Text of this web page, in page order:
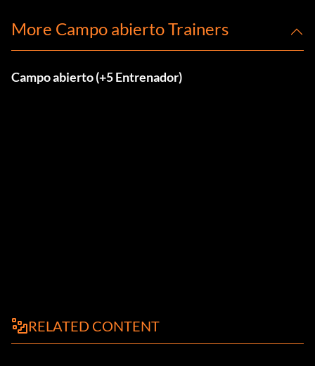
More Campo abierto Trainers
Campo abierto (+5 Entrenador)
RELATED CONTENT